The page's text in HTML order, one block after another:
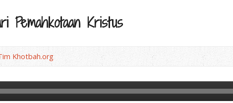
Pemahkotaan Kristus
Khotbah.org